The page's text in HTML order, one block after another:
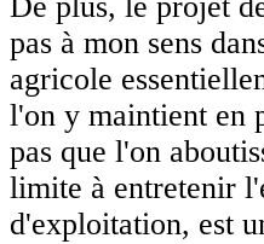
pas à mon sens
agricole
l'on y maintient en
pas que l'on
limite à entretenir
d'exploitation, est